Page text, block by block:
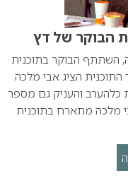
הבוקר של דץ
השתתף הבוקר בתוכנית
דץ בערוץ 2. במהלך התוכנית הציג אבי מלכה
כלהערב והעניק גם מספר
מלכה מתארח בתוכנית